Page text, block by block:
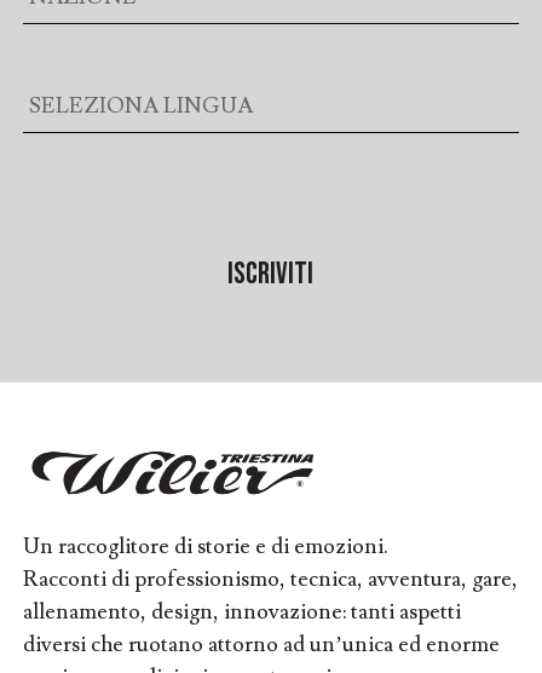
Un raccoglitore di storie e di emozioni.
Racconti di professionismo, tecnica, avventura, gare,
allenamento, design, innovazione: tanti aspetti
diversi che ruotano attorno ad un’unica ed enorme